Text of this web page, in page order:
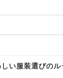
い服装選びの